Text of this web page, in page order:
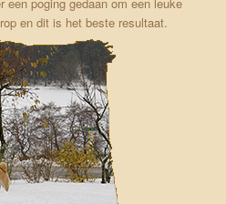
een poging gedaan om een leuke
en dit is het beste resultaat.